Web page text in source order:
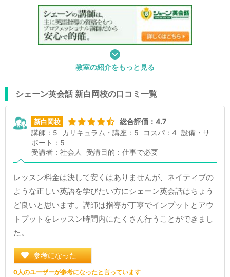
教室の紹介をもっと見る
シェーン英会話 新白岡校の口コミ一覧
新白岡校
総合評価：4.7
講師：5
カリキュラム・講座：5 コスパ：4 設備・サ
ポート：5
受講者：社会人
受講目的：仕事で必要
レッスン料金は決して安くはありませんが、ネイティブの
ような正しい英語を学びたい方にシェーン英会話はちょう
ど良いと思います。講師は指導が丁寧でインプットとアウ
トプットをレッスン時間内にたくさん行うことができまし
た。
参考になった
0人のユーザーが参考になったと言っています